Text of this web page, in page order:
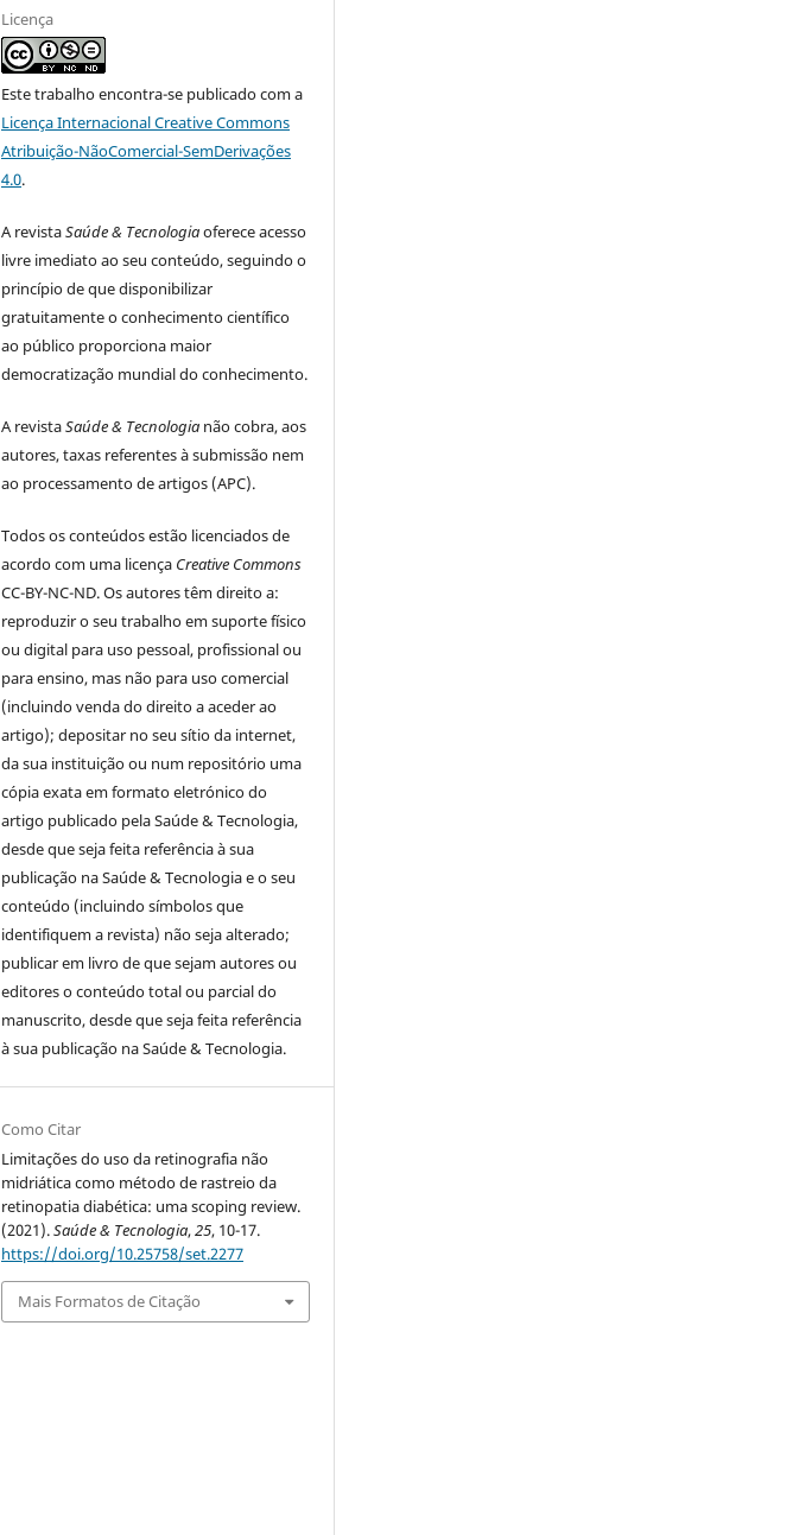
Licença
Este trabalho encontra-se publicado com a
Licença Internacional Creative Commons
Atribuição-NãoComercial-SemDerivações
4.0.
A revistaSaúde & Tecnologiaoferece acesso
livre imediato ao seu conteúdo, seguindo o
princípio de que disponibilizar
gratuitamente o conhecimento científico
ao público proporciona maior
democratização mundial do conhecimento.
A revistaSaúde & Tecnologia não cobra, aos
autores, taxas referentes à submissão nem
ao processamento de artigos (APC).
Todos os conteúdos estão licenciados de
acordo com uma licença Creative Commons
CC-BY-NC-ND. Os autores têm direito a:
reproduzir o seu trabalho em suporte físico
ou digital para uso pessoal, profissional ou
para ensino, mas não para uso comercial
(incluindo venda do direito a aceder ao
artigo); depositar no seu sítio da internet,
da sua instituição ou num repositório uma
cópia exata em formato eletrónico do
artigo publicado pela Saúde & Tecnologia,
desde que seja feita referência à sua
publicação na Saúde & Tecnologia e o seu
conteúdo (incluindo símbolos que
identifiquem a revista) não seja alterado;
publicar em livro de que sejam autores ou
editores o conteúdo total ou parcial do
manuscrito, desde que seja feita referência
à sua publicação na Saúde & Tecnologia.
Como Citar
Limitações do uso da retinografia não
midriática como método de rastreio da
retinopatia diabética: uma scoping review.
(2021).Saúde & Tecnologia,25, 10-17.
https://doi.org/10.25758/set.2277
Mais Formatos de Citação